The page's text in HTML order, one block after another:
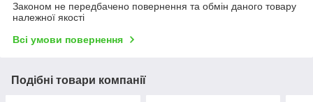
Законом не передбачено повернення та обмін даного товару
належної якості
Всі умови повернення
Подібні товари компанії